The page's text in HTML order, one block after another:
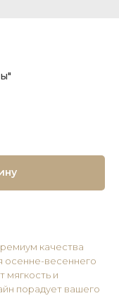
качества
осенне-весеннего
мягкость и
порадует вашего